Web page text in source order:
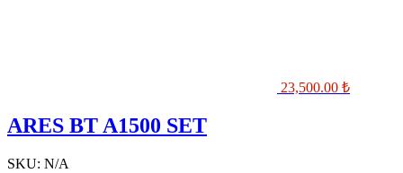
23,500.00 ₺
ARES BT A1500 SET
SKU: N/A